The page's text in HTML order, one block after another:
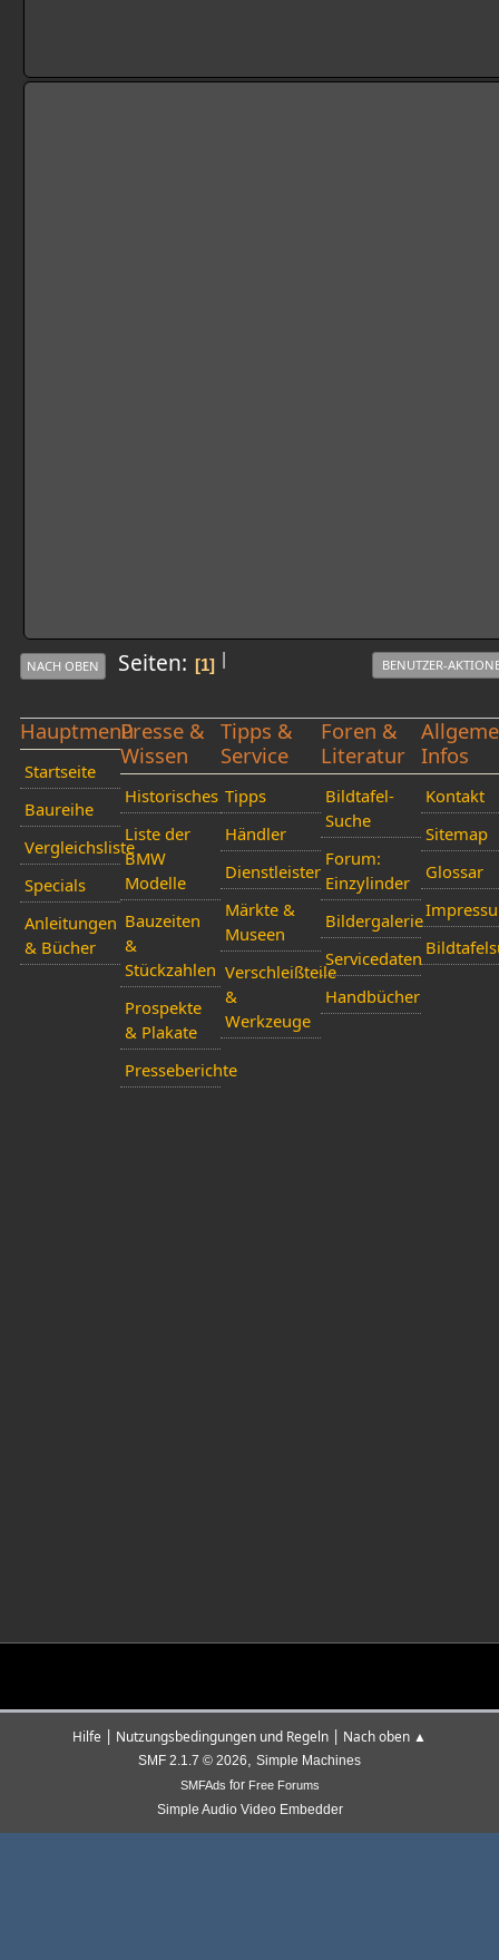
|
NACH OBEN Seiten 1 BENUTZER-
Hauptmenü
Startseite
Baureihe
Vergleichsliste
Specials
Anleitungen
& Bücher
Presse &
Wissen
Historisches
Liste der
BMW
Modelle
Bauzeiten
&
Stückzahlen
Prospekte
& Plakate
Presseberichte
Tipps &
Service
Tipps
Händler
Dienstleister
Märkte &
Museen
Verschleißteile
&
Werkzeuge
Foren &
Literatur
Bildtafel-
Suche
Forum:
Einzylinder
Bildergalerie
Servicedaten
Handbücher
Infos
Kontakt
Sitemap
Glossar
Hilfe | Nutzungsbedingungen und Regeln | Nach oben ▲
SMF 2.1.7 © 2026, Simple Machines
SMFAds for Free Forums
Simple Audio Video Embedder